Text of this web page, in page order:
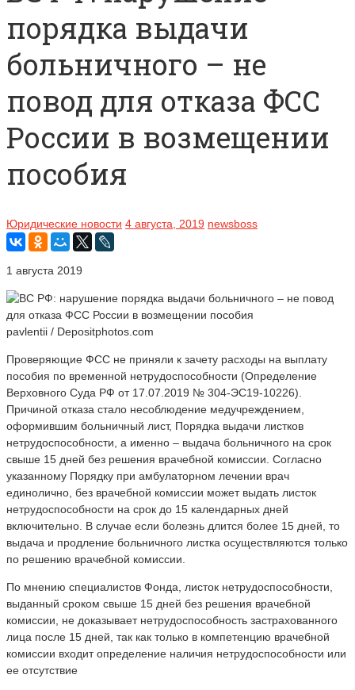
порядка выдачи
больничного – не
повод для отказа ФСС
России в возмещении
пособия
Юридические новости 4 августа, 2019 newsboss
1 августа 2019
pavlentii / Depositphotos.com
Проверяющие ФСС не приняли к зачету расходы на выплату
пособия по временной нетрудоспособности (Определение
Верховного Суда РФ от 17.07.2019 № 304-ЭС19-10226).
Причиной отказа стало несоблюдение медучреждением,
оформившим больничный лист, Порядка выдачи листков
нетрудоспособности, а именно – выдача больничного на срок
свыше 15 дней без решения врачебной комиссии. Согласно
указанному Порядку при амбулаторном лечении врач
единолично, без врачебной комиссии может выдать листок
нетрудоспособности на срок до 15 календарных дней
включительно. В случае если болезнь длится более 15 дней, то
выдача и продление больничного листка осуществляются только
по решению врачебной комиссии.
По мнению специалистов Фонда, листок нетрудоспособности,
выданный сроком свыше 15 дней без решения врачебной
комиссии, не доказывает нетрудоспособность застрахованного
лица после 15 дней, так как только в компетенцию врачебной
комиссии входит определение наличия нетрудоспособности или
ее отсутствие